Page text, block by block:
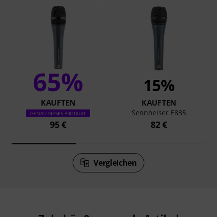
65%
KAUFTEN
GENAU DIESES PRODUKT
95 €
15%
KAUFTEN
Sennheiser E835
82 €
Vergleichen